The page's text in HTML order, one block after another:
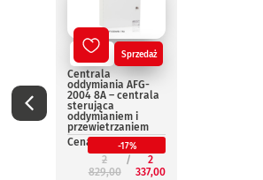
Nowy Sprzedaż
Centrala
oddymiania AFG-
2004 8A – centrala
sterująca
oddymianiem i
przewietrzaniem
Cena:
-17%
2
829,00
2
337,00